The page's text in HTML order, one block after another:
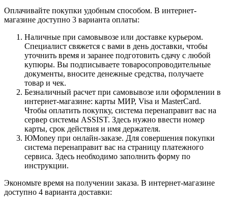
Оплачивайте покупки удобным способом. В интернет-
магазине доступно 3 варианта оплаты:
Наличные при самовывозе или доставке курьером.
Специалист свяжется с вами в день доставки, чтобы
уточнить время и заранее подготовить сдачу с любой
купюры. Вы подписываете товаросопроводительные
документы, вносите денежные средства, получаете
товар и чек.
Безналичный расчет при самовывозе или оформлении в
интернет-магазине: карты МИР, Visa и MasterCard.
Чтобы оплатить покупку, система перенаправит вас на
сервер системы ASSIST. Здесь нужно ввести номер
карты, срок действия и имя держателя.
ЮMoney при онлайн-заказе. Для совершения покупки
система перенаправит вас на страницу платежного
сервиса. Здесь необходимо заполнить форму по
инструкции.
Экономьте время на получении заказа. В интернет-магазине
доступно 4 варианта доставки: